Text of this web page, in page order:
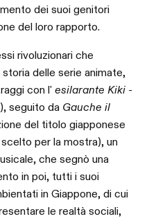
dei suoi genitori
del loro rapporto.
rivoluzionari che
delle serie animate,
con l' esilarante Kiki -
seguito da Gauche il
del titolo giapponese
scelto per la mostra), un
che segnò una
in poi, tutti i suoi
in Giappone, di cui
le realtà sociali,